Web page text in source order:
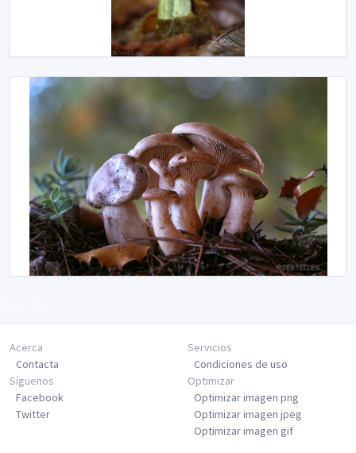
Acerca
Contacta
Servicios
Condiciones de uso
Síguenos
Facebook
Twitter
Optimizar
Optimizar imagen png
Optimizar imagen jpeg
Optimizar imagen gif